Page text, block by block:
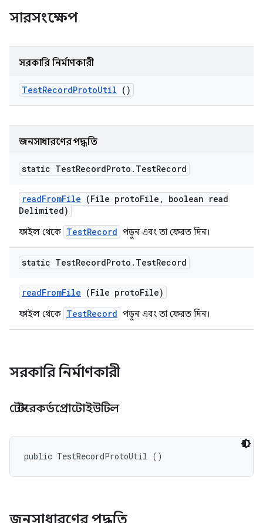
সারসংক্ষেপ
সরকারি নির্মাণকারী
TestRecordProtoUtil ()
জনসাধারণের পদ্ধতি
static TestRecordProto . TestRecord
readFromFile (File protoFile ,
boolean read
Delimited)
ফাইল থেকে TestRecord পড়ুন এবং তা ফেরত দিন।
static TestRecordProto . TestRecord
readFromFile (File protoFile)
ফাইল থেকে TestRecord পড়ুন এবং তা ফেরত দিন।
সরকারি নির্মাণকারী
টেস্টরেকর্ডপ্রোটোইউটিল
public TestRecordProtoUtil ()
জনসাধারণের পদ্ধতি